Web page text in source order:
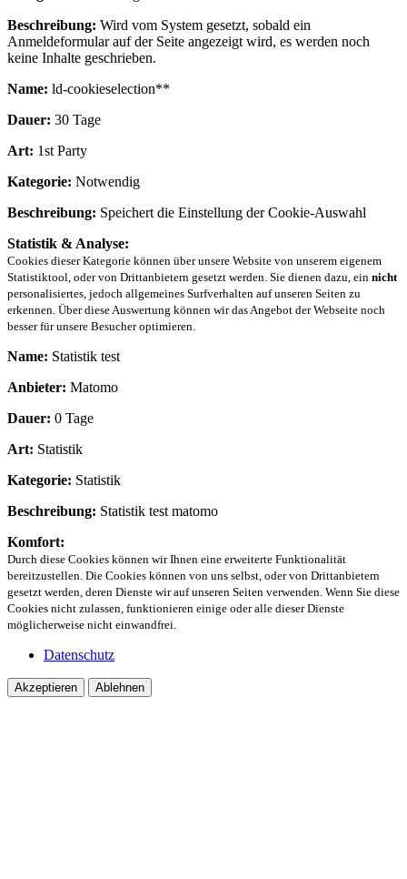
Beschreibung: Wird vom System gesetzt, sobald ein
Anmeldeformular auf der Seite angezeigt wird, es werden noch
keine Inhalte geschrieben.
Name: ld-cookieselection**
Dauer: 30 Tage
Art: 1st Party
Kategorie: Notwendig
Beschreibung: Speichert die Einstellung der Cookie-Auswahl
Statistik & Analyse:
Cookies dieser Kategorie können über unsere Website von unserem eigenem
Statistiktool, oder von Drittanbietern gesetzt werden. Sie dienen dazu, ein nicht
personalisiertes, jedoch allgemeines Surfverhalten auf unseren Seiten zu
erkennen. Über diese Auswertung können wir das Angebot der Webseite noch
besser für unsere Besucher optimieren.
Name: Statistik test
Anbieter: Matomo
Dauer: 0 Tage
Art: Statistik
Kategorie: Statistik
Beschreibung: Statistik test matomo
Komfort:
Durch diese Cookies können wir Ihnen eine erweiterte Funktionalität
bereitzustellen. Die Cookies können von uns selbst, oder von Drittanbietern
gesetzt werden, deren Dienste wir auf unseren Seiten verwenden. Wenn Sie diese
Cookies nicht zulassen, funktionieren einige oder alle dieser Dienste
möglicherweise nicht einwandfrei.
Datenschutz
Akzeptieren Ablehnen